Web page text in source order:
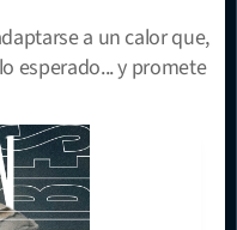
a un calor que,
esperado... y promete